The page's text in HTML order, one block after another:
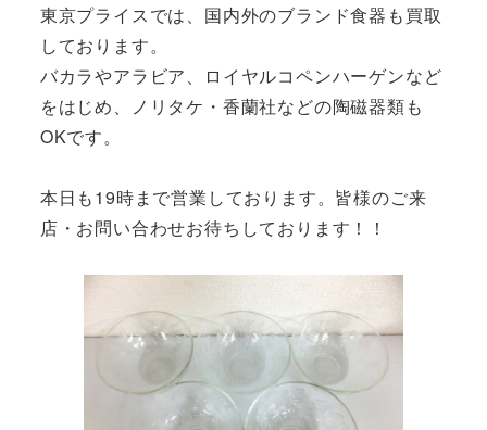
東京プライスでは、国内外のブランド食器も買取
しております。
バカラやアラビア、ロイヤルコペンハーゲンなど
をはじめ、ノリタケ・香蘭社などの陶磁器類も
OKです。
本日も19時まで営業しております。皆様のご来
店・お問い合わせお待ちしております！！